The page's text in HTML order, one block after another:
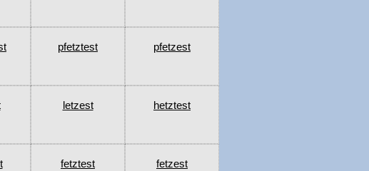
pfetztest pfetzest
letzest hetztest
fetztest fetzest